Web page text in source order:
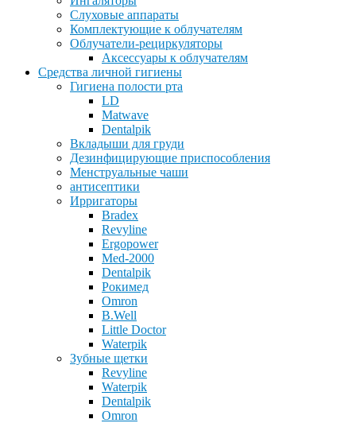
Слуховые аппараты
Комплектующие к облучателям
Облучатели-рециркуляторы
Аксессуары к облучателям
Средства личной гигиены
Гигиена полости рта
LD
Matwave
Dentalpik
Вкладыши для груди
Дезинфицирующие приспособления
Менструальные чаши
антисептики
Ирригаторы
Bradex
Revyline
Ergopower
Med-2000
Dentalpik
Рокимед
Omron
B.Well
Little Doctor
Waterpik
Зубные щетки
Revyline
Waterpik
Dentalpik
Omron